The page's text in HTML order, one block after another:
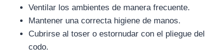
Ventilar los ambientes de manera frecuente.
Mantener una correcta higiene de manos.
Cubrirse al toser o estornudar con el pliegue del
codo.